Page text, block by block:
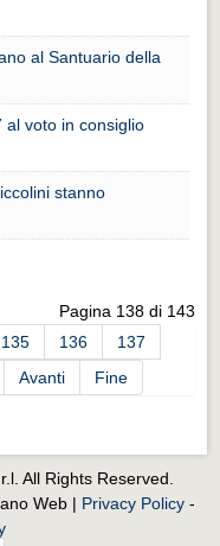
al Santuario della
al voto in consiglio
stanno
Pagina 138 di 143
135 136
137
Avanti Fine
All Rights Reserved.
Web | Privacy Policy-